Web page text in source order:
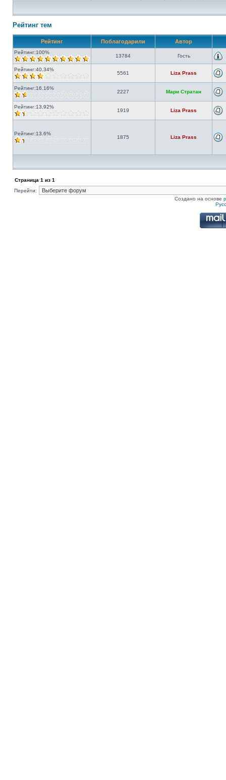
Рейтинг тем
Рейтинг Поблагодарили Автор
Рейтинг:100%
13784 Гость
Рейтинг:40.34%
5561 Liza Prass
Рейтинг:16.16%
2227 Мари Стратан
Рейтинг:13.92%
1919 Liza Prass
Рейтинг:13.6%
1875 Liza Prass
Страница 1 из 1
Перейти:
Создано на основе